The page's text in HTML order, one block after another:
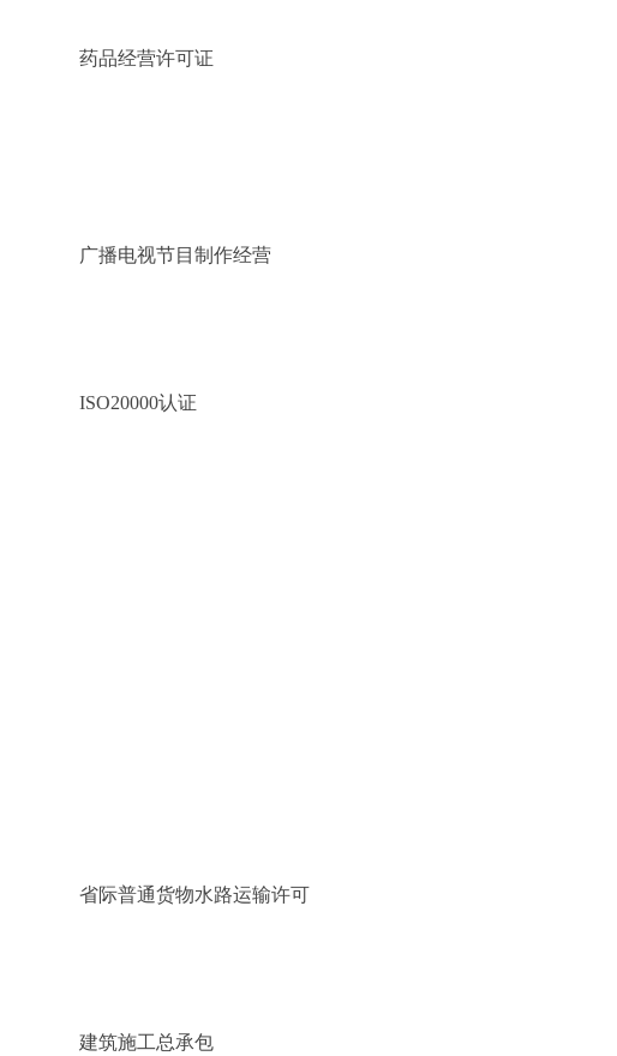
药品经营许可证
广播电视节目制作经营
ISO20000认证
省际普通货物水路运输许可
建筑施工总承包